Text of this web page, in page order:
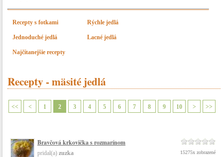
Recepty s fotkami Rýchle jedlá
Jednoduché jedlá Lacné jedlá
Najčítanejšie recepty
Recepty - mäsité jedlá
<< < 1 2 3 4 5 6 7 8 9 10 > >>
Bravčová krkovička s rozmarínom
pridal(a) zuzka 15275x zobrazené